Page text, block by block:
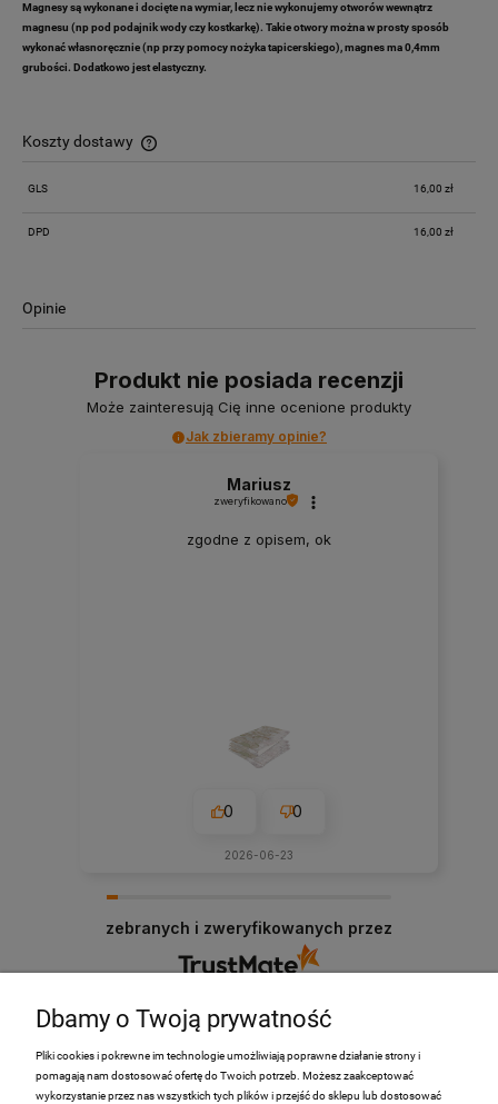
Magnesy są wykonane i docięte na wymiar, lecz nie wykonujemy otworów wewnątrz
magnesu (np pod podajnik wody czy kostkarkę). Takie otwory można w prosty sposób
wykonać własnoręcznie (np przy pomocy nożyka tapicerskiego), magnes ma 0,4mm
grubości. Dodatkowo jest elastyczny.
Koszty dostawy
Cena nie zawiera ewentualnych kosztów płatności
GLS 16,00 zł
DPD 16,00 zł
Opinie
Produkt nie posiada recenzji
Może zainteresują Cię inne ocenione produkty
Jak zbieramy opinie?
Mariusz
zweryfikowano
zgodne z opisem, ok
0 0
2026-06-23
zebranych i zweryfikowanych przez
PRODUKTY
Dbamy o Twoją prywatność
Pliki cookies i pokrewne im technologie umożliwiają poprawne działanie strony i
pomagają nam dostosować ofertę do Twoich potrzeb. Możesz zaakceptować
wykorzystanie przez nas wszystkich tych plików i przejść do sklepu lub dostosować